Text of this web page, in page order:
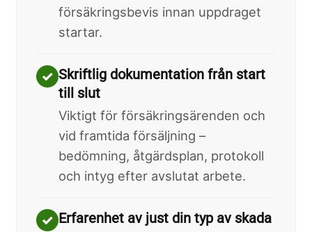
försäkringsbevis innan uppdraget
startar.
✓ Skriftlig dokumentation från start
till slut
Viktigt för försäkringsärenden och
vid framtida försäljning –
bedömning, åtgärdsplan, protokoll
och intyg efter avslutat arbete.
✓ Erfarenhet av just din typ av skada